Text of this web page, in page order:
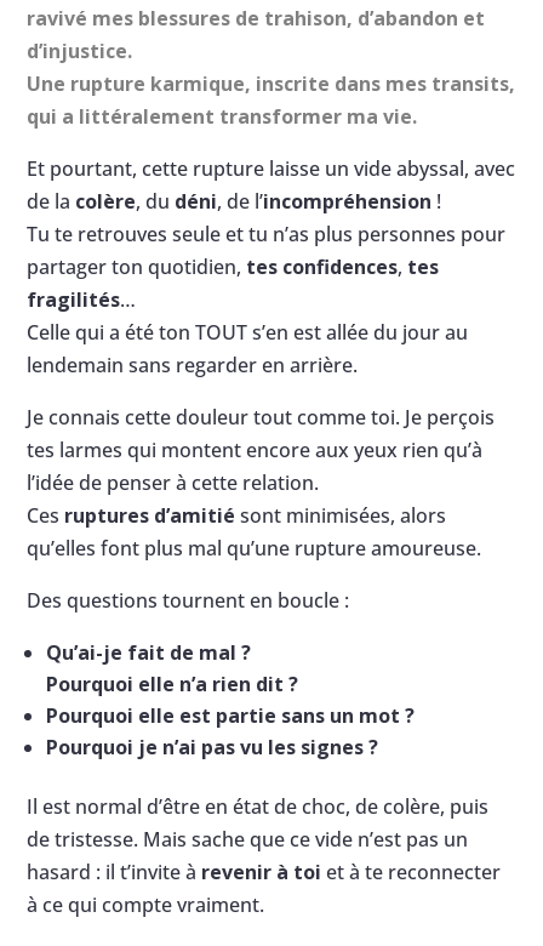
ravivé mes blessures de trahison, d’abandon et
d’injustice.
Une rupture karmique, inscrite dans mes transits,
qui a littéralement transformer ma vie.
Et pourtant, cette rupture laisse un vide abyssal, avec
de la colère, du déni, de l’incompréhension !
Tu te retrouves seule et tu n’as plus personnes pour
partager ton quotidien, tes confidences, tes
fragilités…
Celle qui a été ton TOUT s’en est allée du jour au
lendemain sans regarder en arrière.
Je connais cette douleur tout comme toi. Je perçois
tes larmes qui montent encore aux yeux rien qu’à
l’idée de penser à cette relation.
Ces ruptures d’amitié sont minimisées, alors
qu’elles font plus mal qu’une rupture amoureuse.
Des questions tournent en boucle :
Qu’ai-je fait de mal ?
Pourquoi elle n’a rien dit ?
Pourquoi elle est partie sans un mot ?
Pourquoi je n’ai pas vu les signes ?
Il est normal d’être en état de choc, de colère, puis
de tristesse. Mais sache que ce vide n’est pas un
hasard : il t’invite à revenir à toi et à te reconnecter
à ce qui compte vraiment.